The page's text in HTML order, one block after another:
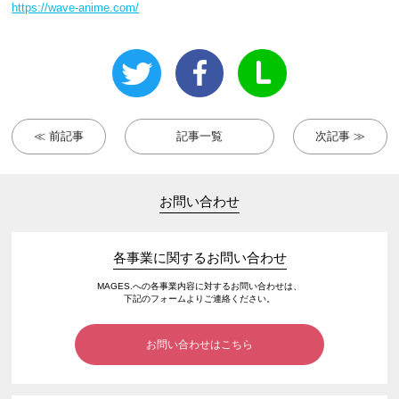
https://wave-anime.com/
≪ 前記事 記事一覧 次記事 ≫
お問い合わせ
各事業に関するお問い合わせ
MAGES.への各事業内容に対するお問い合わせは、
下記のフォームよりご連絡ください。
お問い合わせはこちら